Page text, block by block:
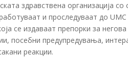
здравствена организација
и проследуваат до UMC
се издаваат препорки за
посебни предупредувања,
реакции.